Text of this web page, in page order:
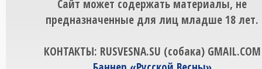
Сайт может содержать материалы, не
предназначенные для лиц младше 18 лет.
КОНТАКТЫ: RUSVESNA.SU (собака) GMAIL.COM